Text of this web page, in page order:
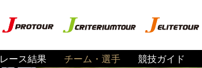
レース結果 チーム・選手 競技ガイド